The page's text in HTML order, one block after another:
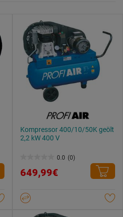
Kompressor 400/10/50K geölt
2,2 kW 400 V
0.0 (0)
von
Sternen.
649,99€